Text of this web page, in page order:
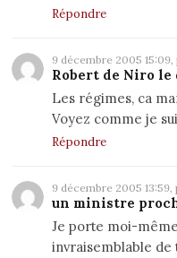
Répondre
9 décembre 2005
Robert de Niro
Les régimes, ca
Voyez comme je
Répondre
9 décembre 2005
un ministre
Je porte moi-
invraisemblable de